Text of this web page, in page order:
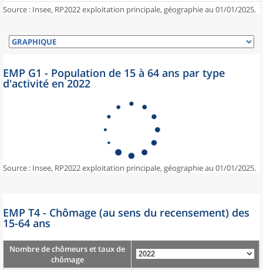
Source : Insee, RP2022 exploitation principale, géographie au 01/01/2025.
EMP G1 - Population de 15 à 64 ans par type
d'activité en 2022
Source : Insee, RP2022 exploitation principale, géographie au 01/01/2025.
EMP T4 - Chômage (au sens du recensement) des
15-64 ans
Nombre de chômeurs et taux de
chômage